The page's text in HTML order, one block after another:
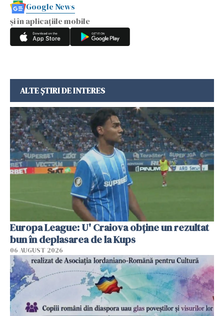
Google News
și în aplicațiile mobile
ALTE ȘTIRI DE INTERES
Europa League: U' Craiova obține un rezultat
bun în deplasarea de la Kups
06 AUGUST 2026